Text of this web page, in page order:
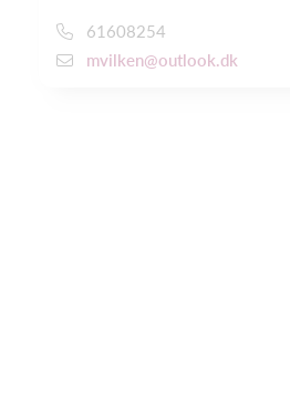
61608254
mvilken@outlook.dk